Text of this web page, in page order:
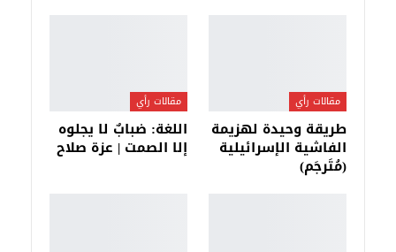
مقالات رأي
طريقة وحيدة لهزيمة
الفاشية الإسرائيلية
(مُتَرجَم)
مقالات رأي
اللغة: ضبابٌ لا يجلوه
إلا الصمت | عزة صلاح